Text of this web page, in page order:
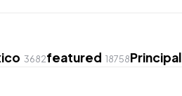
3682featured 18758Principal